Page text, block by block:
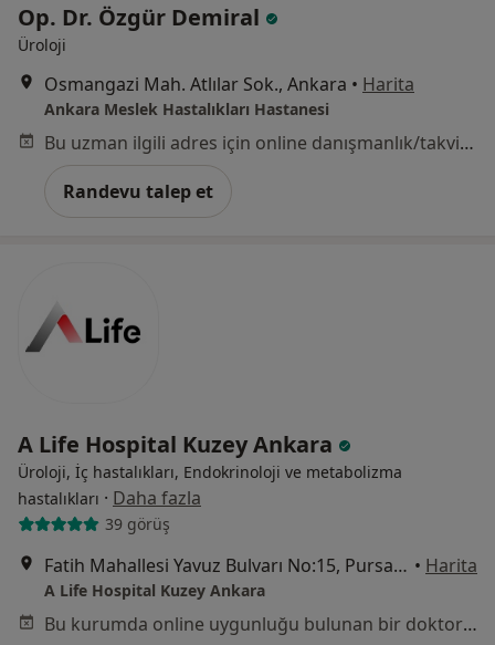
Op. Dr. Özgür Demiral
Üroloji
Osmangazi Mah. Atlılar Sok., Ankara • Harita
Ankara Meslek Hastalıkları Hastanesi
Bu uzman ilgili adres için online danışmanlık/takvim sunmuyor.
Randevu talep et
A Life Hospital Kuzey Ankara
Üroloji, İç hastalıkları, Endokrinoloji ve metabolizma
hastalıkları · Daha fazla
39 görüş
Fatih Mahallesi Yavuz Bulvarı No:15, Pursaklar • Harita
A Life Hospital Kuzey Ankara
Bu kurumda online uygunluğu bulunan bir doktor veya uzman bulunamadı